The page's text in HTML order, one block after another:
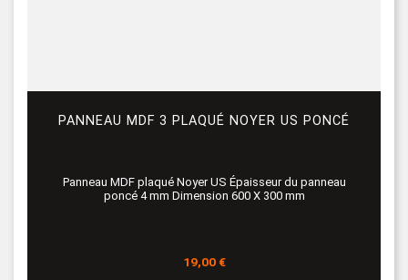
PANNEAU MDF 3 PLAQUÉ NOYER US PONCÉ
Panneau MDF plaqué Noyer US Épaisseur du panneau
poncé 4 mm Dimension 600 X 300 mm
Prix
19,00 €